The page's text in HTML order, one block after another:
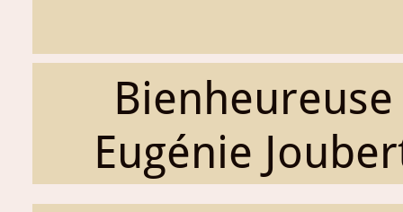
Bienheureuse
Eugénie